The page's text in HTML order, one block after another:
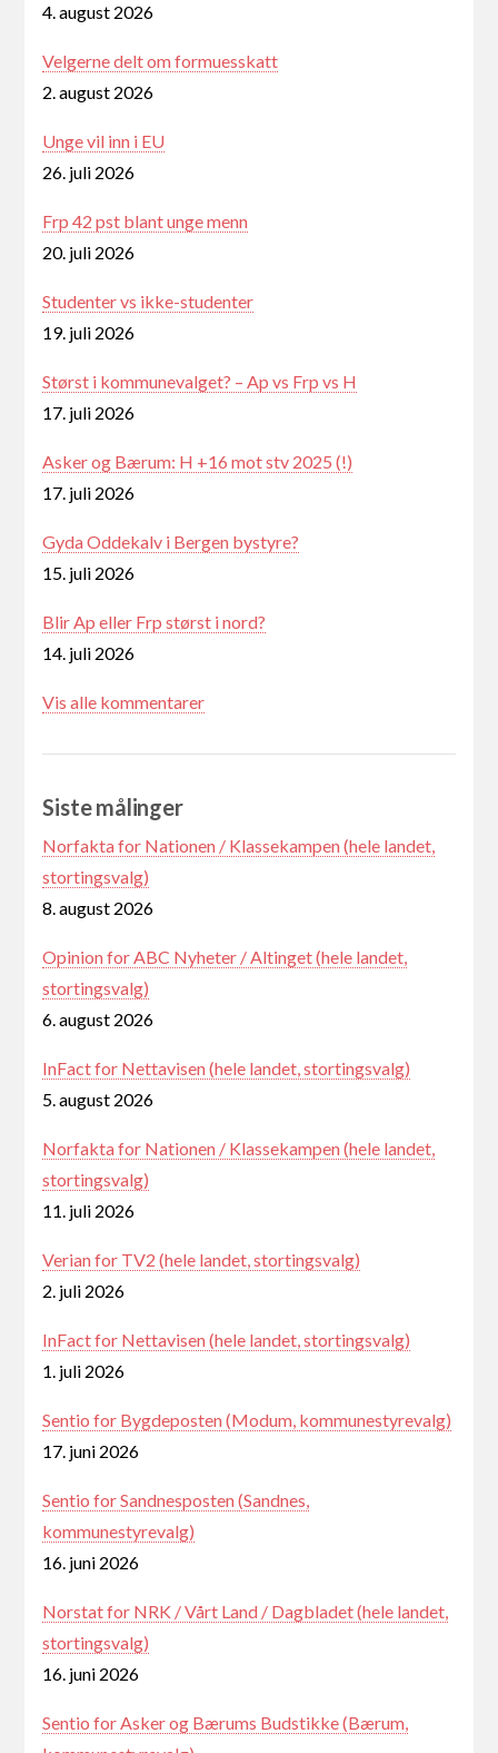
4. august 2026
Velgerne delt om formuesskatt
2. august 2026
Unge vil inn i EU
26. juli 2026
Frp 42 pst blant unge menn
20. juli 2026
Studenter vs ikke-studenter
19. juli 2026
Størst i kommunevalget? – Ap vs Frp vs H
17. juli 2026
Asker og Bærum: H +16 mot stv 2025 (!)
17. juli 2026
Gyda Oddekalv i Bergen bystyre?
15. juli 2026
Blir Ap eller Frp størst i nord?
14. juli 2026
Vis alle kommentarer
Siste målinger
Norfakta for Nationen / Klassekampen (hele landet,
stortingsvalg)
8. august 2026
Opinion for ABC Nyheter / Altinget (hele landet,
stortingsvalg)
6. august 2026
InFact for Nettavisen (hele landet, stortingsvalg)
5. august 2026
Norfakta for Nationen / Klassekampen (hele landet,
stortingsvalg)
11. juli 2026
Verian for TV2 (hele landet, stortingsvalg)
2. juli 2026
InFact for Nettavisen (hele landet, stortingsvalg)
1. juli 2026
Sentio for Bygdeposten (Modum, kommunestyrevalg)
17. juni 2026
Sentio for Sandnesposten (Sandnes,
kommunestyrevalg)
16. juni 2026
Norstat for NRK / Vårt Land / Dagbladet (hele landet,
stortingsvalg)
16. juni 2026
Sentio for Asker og Bærums Budstikke (Bærum,